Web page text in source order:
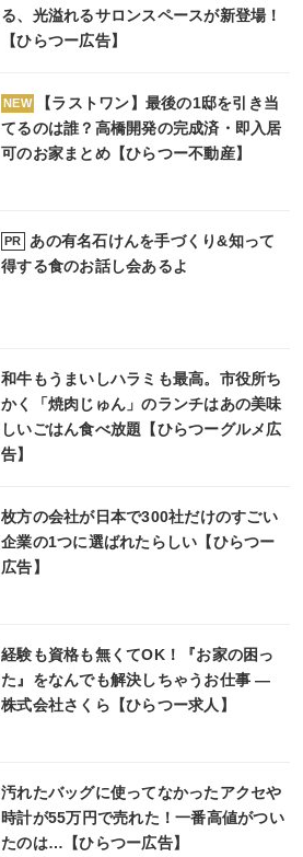
る、光溢れるサロンスペースが新登場！
【ひらつー広告】
NEW
【ラストワン】最後の1邸を引き当
てるのは誰？高橋開発の完成済・即入居
可のお家まとめ【ひらつー不動産】
PR
あの有名石けんを手づくり&知って
得する食のお話し会あるよ
和牛もうまいしハラミも最高。市役所ち
かく「焼肉じゅん」のランチはあの美味
しいごはん食べ放題【ひらつーグルメ広
告】
枚方の会社が日本で300社だけのすごい
企業の1つに選ばれたらしい【ひらつー
広告】
経験も資格も無くてOK！『お家の困っ
た』をなんでも解決しちゃうお仕事 ―
株式会社さくら【ひらつー求人】
汚れたバッグに使ってなかったアクセや
時計が55万円で売れた！一番高値がつい
たのは…【ひらつー広告】